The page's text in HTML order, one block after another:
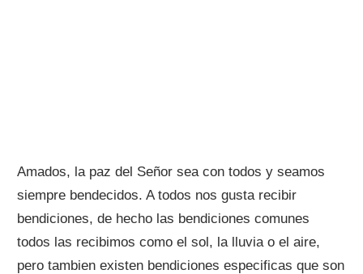
Amados, la paz del Señor sea con todos y seamos
siempre bendecidos. A todos nos gusta recibir
bendiciones, de hecho las bendiciones comunes
todos las recibimos como el sol, la lluvia o el aire,
pero tambien existen bendiciones especificas que son